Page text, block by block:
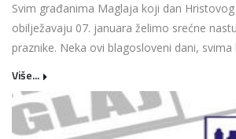
Svim građanima Maglaja koji dan
obilježavaju 07. januara želimo srećne
praznike. Neka ovi blagosloveni dani, svima
Više...